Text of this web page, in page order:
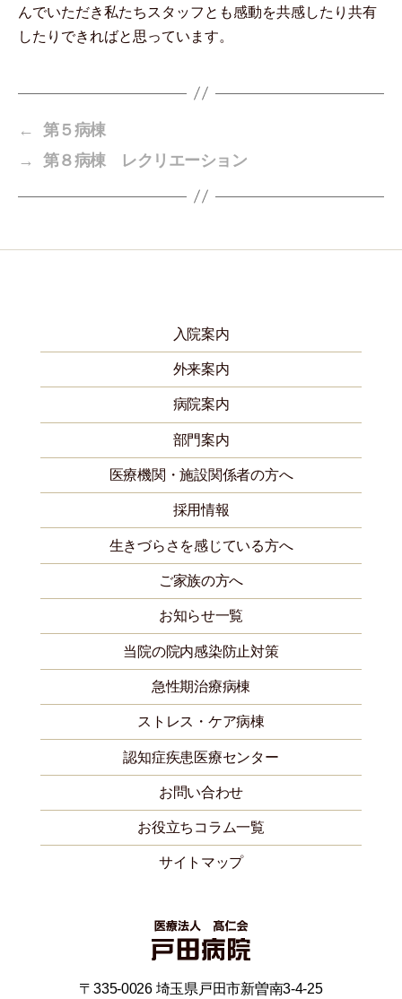
んでいただき私たちスタッフとも感動を共感したり共有
したりできればと思っています。
←
第５病棟
→
第８病棟 レクリエーション
入院案内
外来案内
病院案内
部門案内
医療機関・施設関係者の方へ
採用情報
生きづらさを感じている方へ
ご家族の方へ
お知らせ一覧
当院の院内感染防止対策
急性期治療病棟
ストレス・ケア病棟
認知症疾患医療センター
お問い合わせ
お役立ちコラム一覧
サイトマップ
〒335-0026 埼玉県戸田市新曽南3-4-25